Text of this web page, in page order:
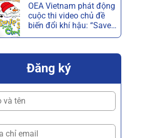
OEA Vietnam phát động
cuộc thi video chủ đề
biến đổi khí hậu: “Save
Đăng ký